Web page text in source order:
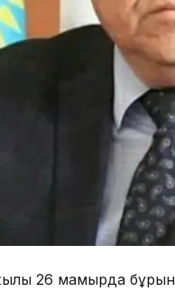
жылы 26 мамырда